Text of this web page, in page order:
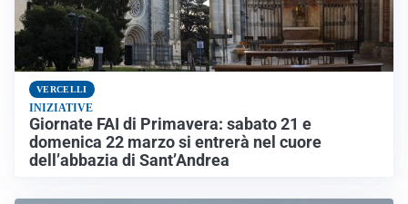
VERCELLI
INIZIATIVE
Giornate FAI di Primavera: sabato 21 e
domenica 22 marzo si entrerà nel cuore
dell’abbazia di Sant’Andrea